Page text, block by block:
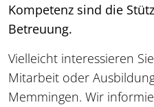
Kompetenz sind die
Betreuung.
Vielleicht interessieren
Mitarbeit oder
Memmingen. Wir